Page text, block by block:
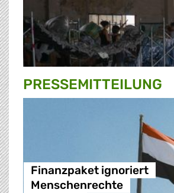
PRESSE­MITTEILUNG
Finanzpaket ignoriert
Menschenrechte